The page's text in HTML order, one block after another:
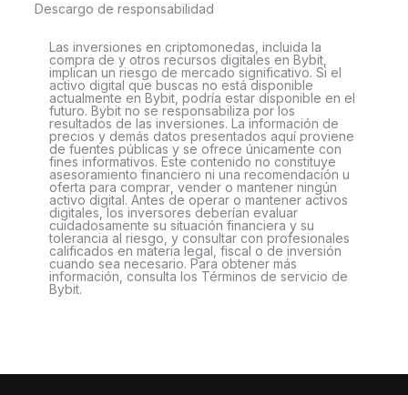
Descargo de responsabilidad
Las inversiones en criptomonedas, incluida la
compra de y otros recursos digitales en Bybit,
implican un riesgo de mercado significativo. Si el
activo digital que buscas no está disponible
actualmente en Bybit, podría estar disponible en el
futuro. Bybit no se responsabiliza por los
resultados de las inversiones. La información de
precios y demás datos presentados aquí proviene
de fuentes públicas y se ofrece únicamente con
fines informativos. Este contenido no constituye
asesoramiento financiero ni una recomendación u
oferta para comprar, vender o mantener ningún
activo digital. Antes de operar o mantener activos
digitales, los inversores deberían evaluar
cuidadosamente su situación financiera y su
tolerancia al riesgo, y consultar con profesionales
calificados en materia legal, fiscal o de inversión
cuando sea necesario. Para obtener más
información, consulta los Términos de servicio de
Bybit.